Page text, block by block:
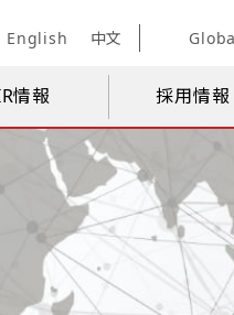
English 中文
情報 採用情報